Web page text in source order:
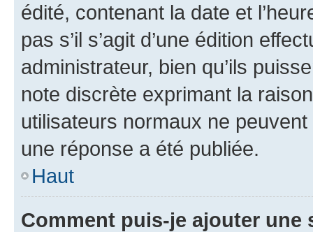
édité, contenant la date et
pas s’il s’agit d’une édition
administrateur, bien qu’ils
note discrète exprimant la
utilisateurs normaux ne
une réponse a été publiée.
Haut
Comment puis-je ajouter une